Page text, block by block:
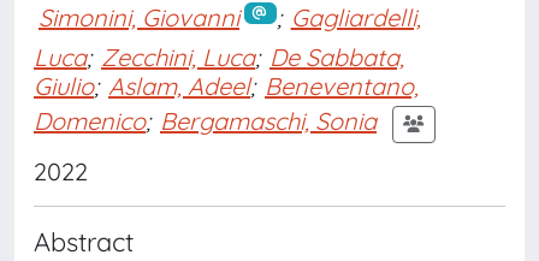
Simonini, Giovanni ; Gagliardelli,
Luca; Zecchini, Luca; De Sabbata,
Giulio; Aslam, Adeel; Beneventano,
Domenico; Bergamaschi, Sonia
2022
Abstract